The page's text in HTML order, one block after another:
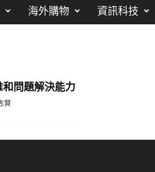
海外購物 資訊科技
問題解決能力
賢